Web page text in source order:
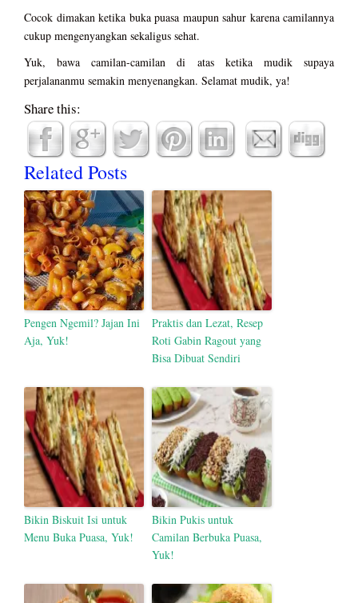
Cocok dimakan ketika buka puasa maupun sahur karena camilannya
cukup mengenyangkan sekaligus sehat.
Yuk, bawa camilan-camilan di atas ketika mudik supaya
perjalananmu semakin menyenangkan. Selamat mudik, ya!
Share this:
Related Posts
Pengen Ngemil? Jajan Ini
Aja, Yuk!
Praktis dan Lezat, Resep
Roti Gabin Ragout yang
Bisa Dibuat Sendiri
Bikin Biskuit Isi untuk
Menu Buka Puasa, Yuk!
Bikin Pukis untuk
Camilan Berbuka Puasa,
Yuk!